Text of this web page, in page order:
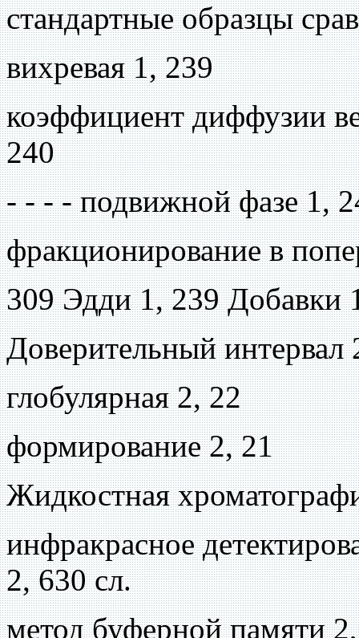
стандартные образцы
вихревая 1, 239
коэффициент диффузии
240
- - - - подвижной фазе 1,
фракционирование в
309 Эдди 1, 239 Добавки
Доверительный
глобулярная 2, 22
формирование 2, 21
Жидкостная
инфракрасное
2, 630 сл.
метод буферной памяти